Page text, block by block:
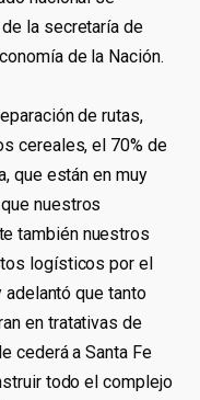
la secretaría de
de la Nación.
de rutas,
cereales, el 70% de
que están en muy
nuestros
también nuestros
logísticos por el
adelantó que tanto
en tratativas de
cederá a Santa Fe
todo el complejo